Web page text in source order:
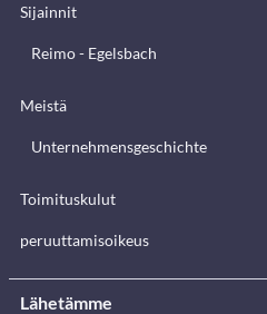
Sijainnit
Reimo - Egelsbach
Meistä
Unternehmensgeschichte
Toimituskulut
peruuttamisoikeus
Lähetämme